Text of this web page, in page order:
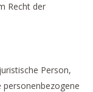
Recht der
Person,
personenbezogene